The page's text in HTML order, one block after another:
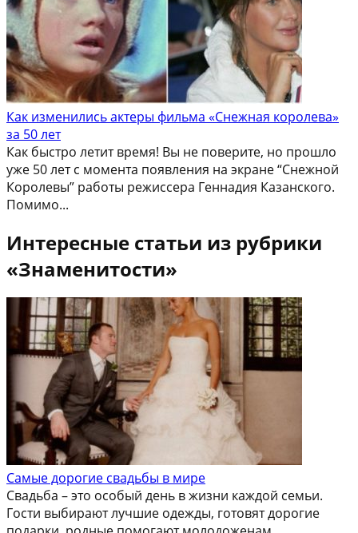
Как изменились актеры фильма «Снежная королева»
за 50 лет
Как быстро летит время! Вы не поверите, но прошло
уже 50 лет с момента появления на экране “Снежной
Королевы” работы режиссера Геннадия Казанского.
Помимо...
Интересные статьи из рубрики
«Знаменитости»
Самые дорогие свадьбы в мире
Свадьба – это особый день в жизни каждой семьи.
Гости выбирают лучшие одежды, готовят дорогие